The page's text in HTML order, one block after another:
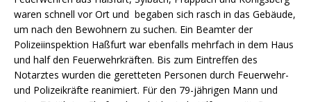
waren schnell vor Ort und begaben sich rasch in das Gebäude,
um nach den Bewohnern zu suchen. Ein Beamter der
Polizeiinspektion Haßfurt war ebenfalls mehrfach in dem Haus
und half den Feuerwehrkräften. Bis zum Eintreffen des
Notarztes wurden die geretteten Personen durch Feuerwehr-
und Polizeikräfte reanimiert. Für den 79-jährigen Mann und